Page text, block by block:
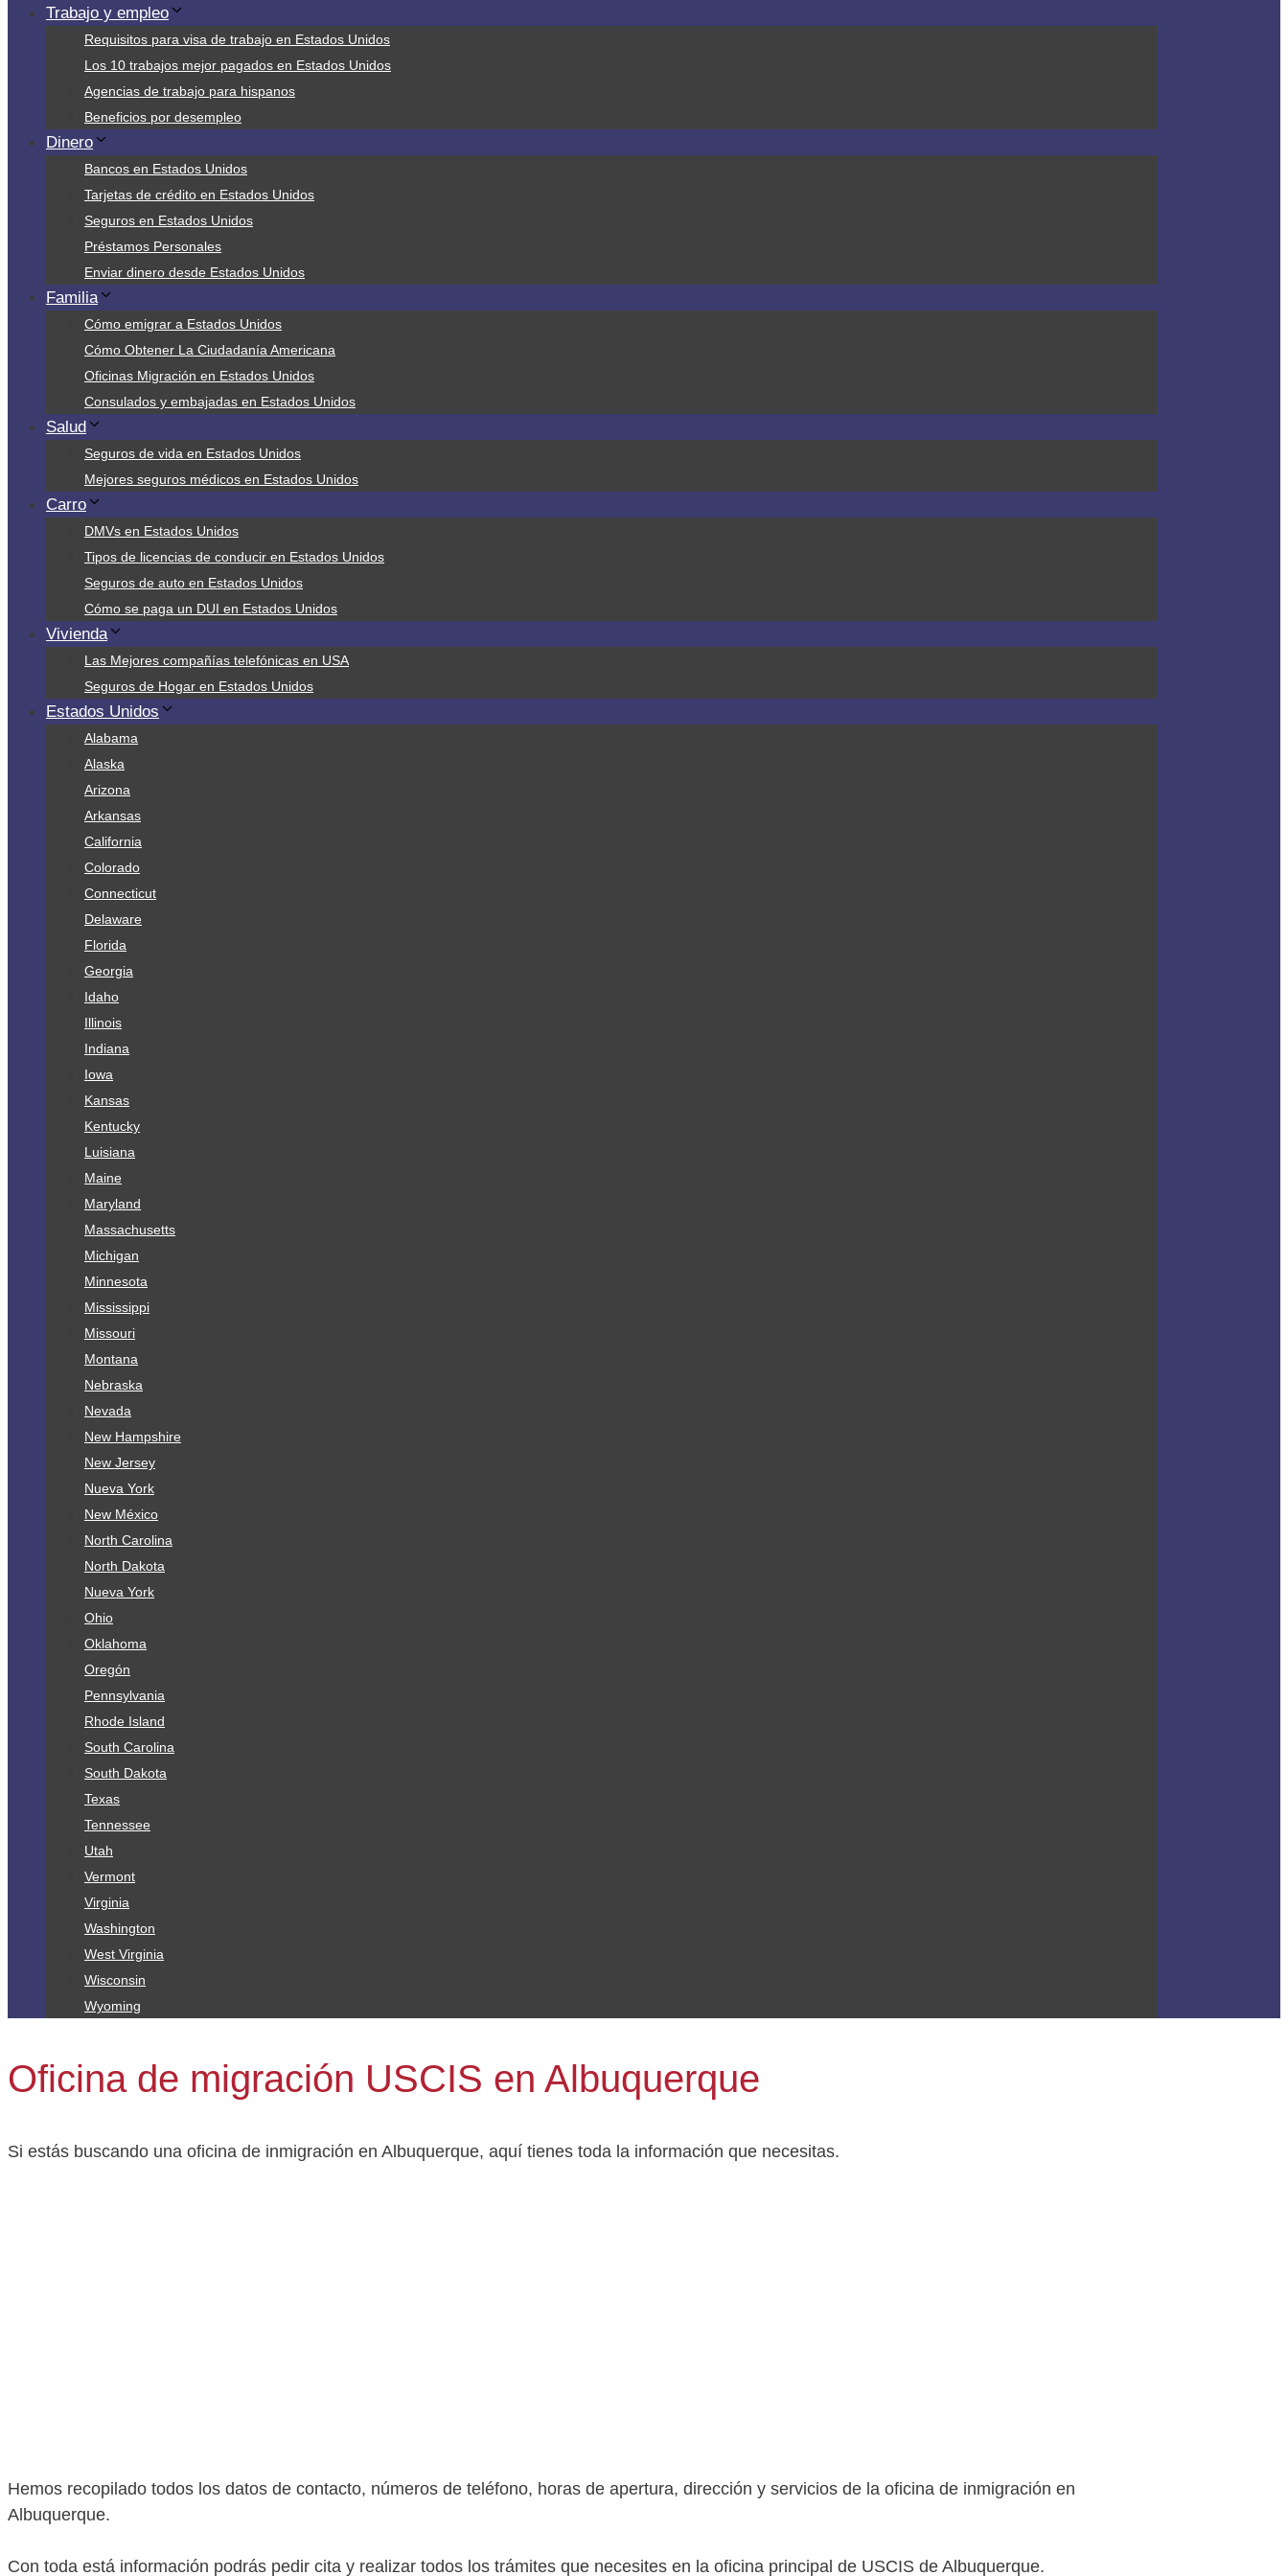
Trabajo y empleo
Requisitos para visa de trabajo en Estados Unidos
Los 10 trabajos mejor pagados en Estados Unidos
Agencias de trabajo para hispanos
Beneficios por desempleo
Dinero
Bancos en Estados Unidos
Tarjetas de crédito en Estados Unidos
Seguros en Estados Unidos
Préstamos Personales
Enviar dinero desde Estados Unidos
Familia
Cómo emigrar a Estados Unidos
Cómo Obtener La Ciudadanía Americana
Oficinas Migración en Estados Unidos
Consulados y embajadas en Estados Unidos
Salud
Seguros de vida en Estados Unidos
Mejores seguros médicos en Estados Unidos
Carro
DMVs en Estados Unidos
Tipos de licencias de conducir en Estados Unidos
Seguros de auto en Estados Unidos
Cómo se paga un DUI en Estados Unidos
Vivienda
Las Mejores compañías telefónicas en USA
Seguros de Hogar en Estados Unidos
Estados Unidos
Alabama
Alaska
Arizona
Arkansas
California
Colorado
Connecticut
Delaware
Florida
Georgia
Idaho
Illinois
Indiana
Iowa
Kansas
Kentucky
Luisiana
Maine
Maryland
Massachusetts
Michigan
Minnesota
Mississippi
Missouri
Montana
Nebraska
Nevada
New Hampshire
New Jersey
Nueva York
New México
North Carolina
North Dakota
Nueva York
Ohio
Oklahoma
Oregón
Pennsylvania
Rhode Island
South Carolina
South Dakota
Texas
Tennessee
Utah
Vermont
Virginia
Washington
West Virginia
Wisconsin
Wyoming
Oficina de migración USCIS en Albuquerque
Si estás buscando una oficina de inmigración en Albuquerque, aquí tienes toda la información que necesitas.
Hemos recopilado todos los datos de contacto, números de teléfono, horas de apertura, dirección y servicios de la oficina de inmigración en
Albuquerque.
Con toda está información podrás pedir cita y realizar todos los trámites que necesites en la oficina principal de USCIS de Albuquerque.